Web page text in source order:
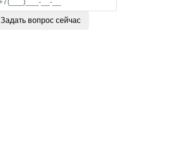
Задать вопрос сейчас